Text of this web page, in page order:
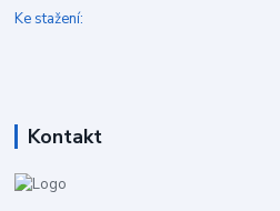
Ke stažení:
Kontakt